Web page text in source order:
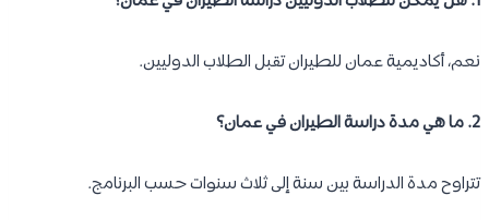
نعم، أكاديمية عمان للطيران تقبل الطلاب الدوليين.
2. ما هي مدة دراسة الطيران في عمان؟
تتراوح مدة الدراسة بين سنة إلى ثلاث سنوات حسب البرنامج.